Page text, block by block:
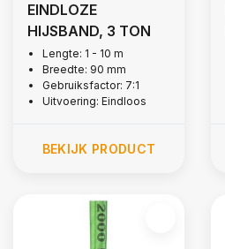
EINDLOZE
HIJSBAND, 3 TON
Lengte: 1 - 10 m
Breedte: 90 mm
Gebruiksfactor: 7:1
Uitvoering: Eindloos
BEKIJK PRODUCT